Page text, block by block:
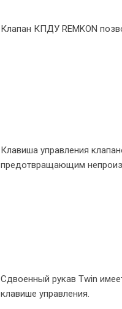
Клапан КПДУ REMKON
Клавиша управления
предотвращающим
Сдвоенный рукав Twin
клавише управления.